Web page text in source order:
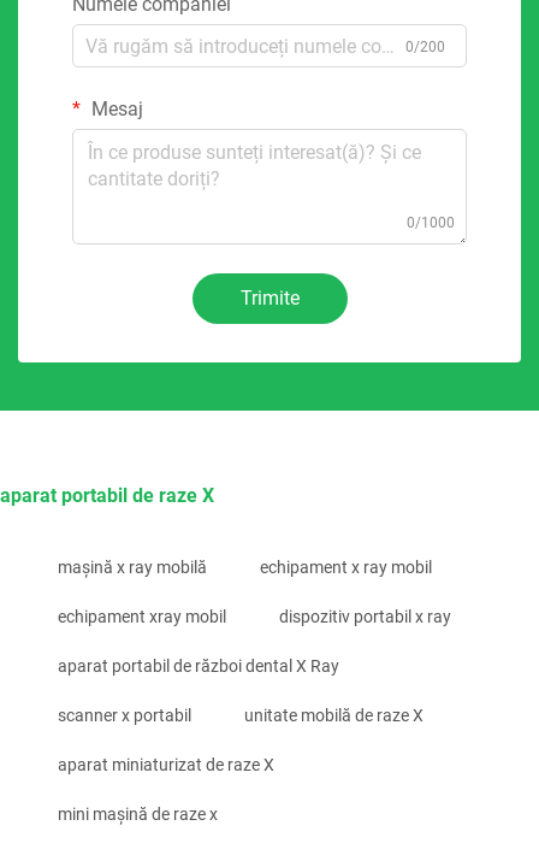
Numele companiei
0/200
Mesaj
0/1000
Trimite
aparat portabil de raze X
mașină x ray mobilă echipament x ray mobil
echipament xray mobil dispozitiv portabil x ray
aparat portabil de război dental X Ray
scanner x portabil unitate mobilă de raze X
aparat miniaturizat de raze X
mini mașină de raze x